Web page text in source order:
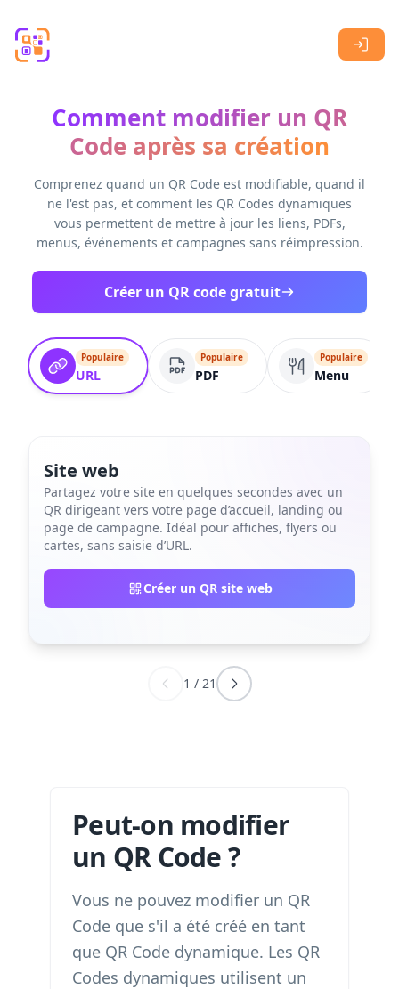
Comment modifier un QR
Code après sa création
Comprenez quand un QR Code est modifiable, quand il
ne l'est pas, et comment les QR Codes dynamiques
vous permettent de mettre à jour les liens, PDFs,
menus, événements et campagnes sans réimpression.
Créer un QR code gratuit
Populaire
URL
Populaire
PDF
Populaire
Menu
Site web
Partagez votre site en quelques secondes avec un
QR dirigeant vers votre page d’accueil, landing ou
page de campagne. Idéal pour affiches, flyers ou
cartes, sans saisie d’URL.
Créer un QR site web
1 / 21
Peut-on modifier
un QR Code ?
Vous ne pouvez modifier un QR
Code que s'il a été créé en tant
que QR Code dynamique. Les QR
Codes dynamiques utilisent un